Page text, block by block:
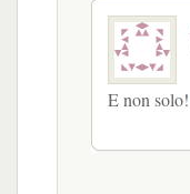
E non solo!